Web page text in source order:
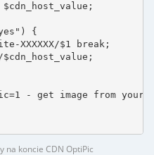
{
XXXXXX/$1 break;
- get image from your
koncie CDN OptiPic